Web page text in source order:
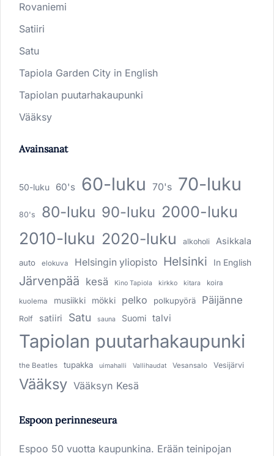
Rovaniemi
Satiiri
Satu
Tapiola Garden City in English
Tapiolan puutarhakaupunki
Vääksy
Avainsanat
50-luku 60's 60-luku 70's 70-luku
80's 80-luku 90-luku 2000-luku
2010-luku 2020-luku alkoholi Asikkala
auto elokuva Helsingin yliopisto Helsinki In English
Järvenpää kesä Kino Tapiola kirkko kitara koira
kuolema musiikki mökki pelko polkupyörä Päijänne
Rolf satiiri Satu sauna Suomi talvi
Tapiolan puutarhakaupunki
the Beatles tupakka uimahalli Vallihaudat Vesansalo Vesijärvi
Vääksy Vääksyn Kesä
Espoon perinneseura
Espoo 50 vuotta kaupunkina. Erään teinipojan